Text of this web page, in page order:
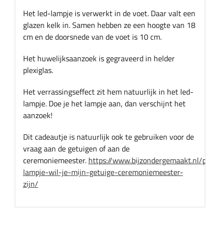
Het led-lampje is verwerkt in de voet. Daar valt een
glazen kelk in. Samen hebben ze een hoogte van 18
cm en de doorsnede van de voet is 10 cm.
Het huwelijksaanzoek is gegraveerd in helder
plexiglas.
Het verrassingseffect zit hem natuurlijk in het led-
lampje. Doe je het lampje aan, dan verschijnt het
aanzoek!
Dit cadeautje is natuurlijk ook te gebruiken voor de
vraag aan de getuigen of aan de
ceremoniemeester. https://www.bijzondergemaakt.nl/
lampje-wil-je-mijn-getuige-ceremoniemeester-
zijn/